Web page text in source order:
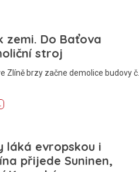
zemi. Do Baťova
stroj
Zlíně brzy začne demolice budovy č.
láká evropskou i
přijede Suninen,